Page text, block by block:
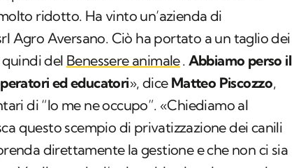
ridotto. Ha vinto un’azienda di
Agro Aversano. Ciò ha portato a un taglio dei
del Benessere animale. Abbiamo perso il
ed educatori», dice Matteo Piscozzo,
di “Io me ne occupo”. «Chiediamo al
questo scempio di privatizzazione dei canili
direttamente la gestione e che non ci sia